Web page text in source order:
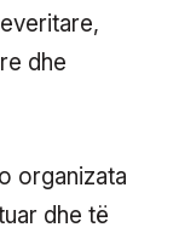
dhe
organizata
dhe të